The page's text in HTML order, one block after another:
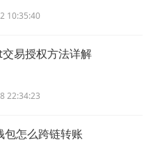
10:35:40
易授权方法详解
22:34:23
包怎么跨链转账